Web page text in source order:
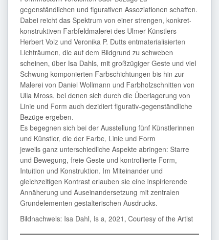
gegenständlichen und figurativen Assoziationen schaffen.
Dabei reicht das Spektrum von einer strengen, konkret-
konstruktiven Farbfeldmalerei des Ulmer Künstlers
Herbert Volz und Veronika P. Dutts entmaterialisierten
Lichträumen, die auf dem Bildgrund zu schweben
scheinen, über Isa Dahls, mit großzügiger Geste und viel
Schwung komponierten Farbschichtungen bis hin zur
Malerei von Daniel Wollmann und Farbholzschnitten von
Ulla Mross, bei denen sich durch die Überlagerung von
Linie und Form auch dezidiert figurativ-gegenständliche
Bezüge ergeben.
Es begegnen sich bei der Ausstellung fünf Künstlerinnen
und Künstler, die der Farbe, Linie und Form
jeweils ganz unterschiedliche Aspekte abringen: Starre
und Bewegung, freie Geste und kontrollierte Form,
Intuition und Konstruktion. Im Miteinander und
gleichzeitigen Kontrast erlauben sie eine inspirierende
Annäherung und Auseinandersetzung mit zentralen
Grundelementen gestalterischen Ausdrucks.
Bildnachweis: Isa Dahl, Is a, 2021, Courtesy of the Artist